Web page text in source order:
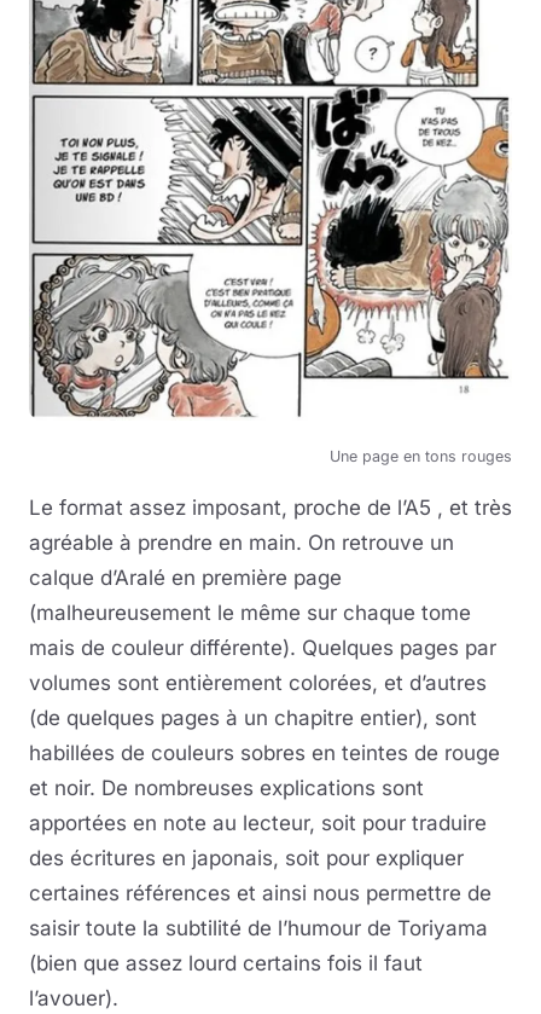
Une page en tons rouges
Le format assez imposant, proche de l’A5 , et très
agréable à prendre en main. On retrouve un
calque d’Aralé en première page
(malheureusement le même sur chaque tome
mais de couleur différente). Quelques pages par
volumes sont entièrement colorées, et d’autres
(de quelques pages à un chapitre entier), sont
habillées de couleurs sobres en teintes de rouge
et noir. De nombreuses explications sont
apportées en note au lecteur, soit pour traduire
des écritures en japonais, soit pour expliquer
certaines références et ainsi nous permettre de
saisir toute la subtilité de l’humour de Toriyama
(bien que assez lourd certains fois il faut
l’avouer).